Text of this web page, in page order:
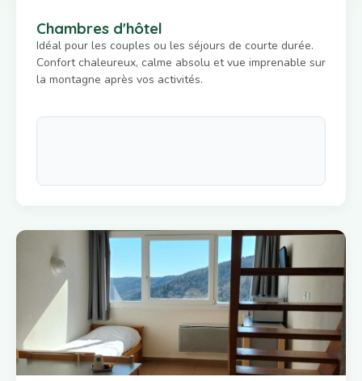
Chambres d'hôtel
Idéal pour les couples ou les séjours de courte durée.
Confort chaleureux, calme absolu et vue imprenable sur
la montagne après vos activités.